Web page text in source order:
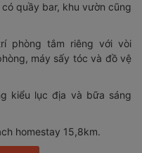
quầy bar, khu vườn cũng
phòng tắm riêng với vòi
máy sấy tóc và đồ vệ
kiểu lục địa và bữa sáng
homestay 15,8km.